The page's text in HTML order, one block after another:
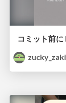
コミット前